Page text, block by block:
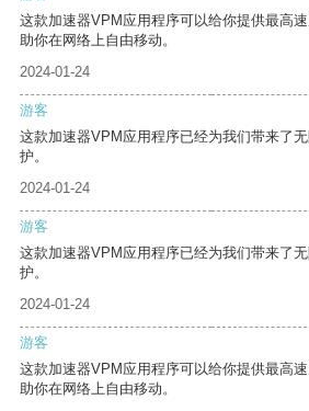
这款加速器VPM应用程序可以给你提供最高
助你在网络上自由移动。
2024-01-24
游客
这款加速器VPM应用程序已经为我们带来了
护。
2024-01-24
游客
这款加速器VPM应用程序已经为我们带来了
护。
2024-01-24
游客
这款加速器VPM应用程序可以给你提供最高
助你在网络上自由移动。